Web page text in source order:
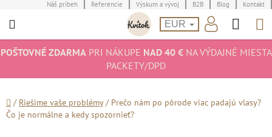
na
Náš príbeh Referencie Výskum a vývoj B2B Blog Kontakt
EUR
POŠTOVNÉ ZDARMAPRI NÁKUPE NAD 40 €NA VÝDAJNÉ MIESTA
PACKETY/DPD
Domov
/ Riešime vaše problémy / Prečo nám po pôrode viac padajú vlasy?
Čo je normálne a kedy spozornieť?